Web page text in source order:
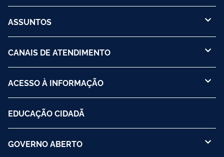
ASSUNTOS
CANAIS DE ATENDIMENTO
ACESSO À INFORMAÇÃO
EDUCAÇÃO CIDADÃ
GOVERNO ABERTO